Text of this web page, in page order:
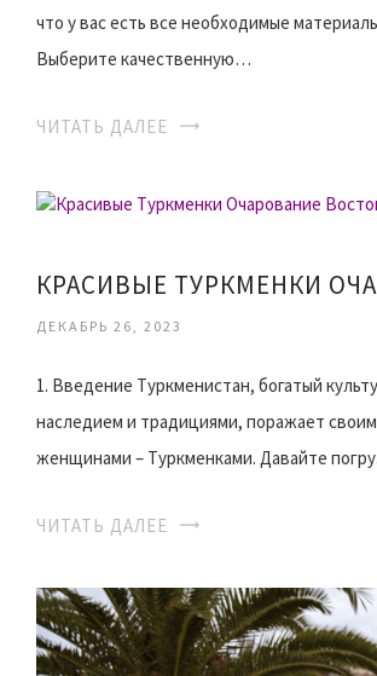
что у вас есть все необходимые
Выберите качественную…
ЧИТАТЬ ДАЛЕЕ
ДЕКАБРЬ 26, 2023
1. Введение Туркменистан, богатый
наследием и традициями, поражает
женщинами – Туркменками. Давайте
ЧИТАТЬ ДАЛЕЕ